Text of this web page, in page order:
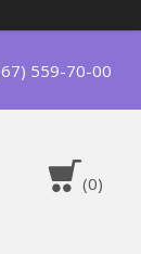
559-70-00